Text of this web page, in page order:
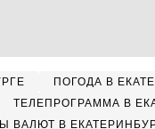
ПОГОДА В
ТЕЛЕПРОГРАММА В
ВАЛЮТ В